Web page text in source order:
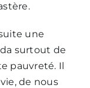
une
surtout de
pauvreté. Il
de nous